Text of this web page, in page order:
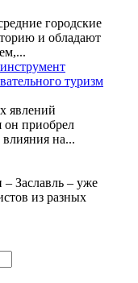
городские
и обладают
туризм
явлений
он приобрел
на...
Заславль – уже
из разных